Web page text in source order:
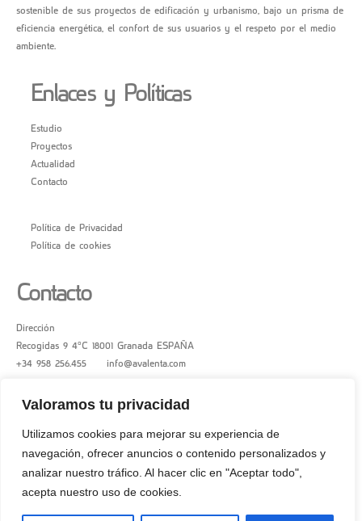
Valoramos tu privacidad
Utilizamos cookies para mejorar su experiencia de
navegación, ofrecer anuncios o contenido personalizados y
analizar nuestro tráfico. Al hacer clic en "Aceptar todo",
acepta nuestro uso de cookies.
sostenible de sus proyectos de edificación y urbanismo, bajo un prisma de
eficiencia energética, el confort de sus usuarios y el respeto por el medio
ambiente.
Enlaces y Políticas
Estudio
Proyectos
Actualidad
Contacto
Política de Privacidad
Política de cookies
Contacto
Dirección
Recogidas 9 4ºC 18001 Granada ESPAÑA
+34 958 256.455 |
info@avalenta.com